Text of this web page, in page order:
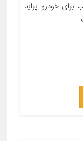
خودرو پراید